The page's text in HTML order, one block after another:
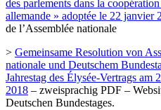
des parlements dans la
allemande » adoptée le 22 janvier
de l’Assemblée nationale
> Gemeinsame Resolution von
nationale und Deutschem
Jahrestag des Élysée-Vertrags am
2018 – zweisprachig PDF –
Deutschen Bundestages.